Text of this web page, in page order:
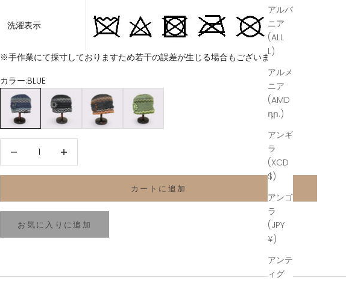
アルバ
ニア
(ALL
L)
アルメ
ニア
(AMD
դր.)
アンギ
ラ
(XCD
$)
アンゴ
ラ
(JPY
¥)
アンテ
ィグ
洗濯表示
※手作業にて採寸しておりますため若干の誤差が生じる場合もございます。
カラー:BLUE
BLUE
BLACK GRAY KHAKI
カートに追加
お気に入りに追加